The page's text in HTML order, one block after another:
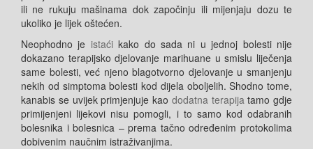
ili ne rukuju mašinama dok započinju ili mijenjaju dozu te
ukoliko je lijek oštećen.
Neophodno je istaćikako do sada ni u jednoj bolesti nije
dokazano terapijsko djelovanje marihuane u smislu liječenja
same bolesti, već njeno blagotvorno djelovanje u smanjenju
nekih od simptoma bolesti kod dijela oboljelih. Shodno tome,
kanabis se uvijek primjenjuje kao dodatna terapija tamo gdje
primijenjeni lijekovi nisu pomogli, i to samo kod odabranih
bolesnika i bolesnica – prema tačno određenim protokolima
dobivenim naučnim istraživanjima.